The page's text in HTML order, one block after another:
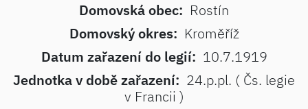
Domovská obec: Rostín
Domovský okres: Kroměříž
Datum zařazení do legií: 10.7.1919
Jednotka v době zařazení: 24.p.pl. ( Čs. legie
v Francii )